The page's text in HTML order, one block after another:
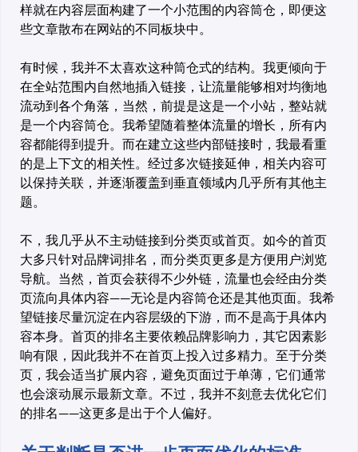
样就在内容层面构建了一个小范围的内容筒仓，即便这
些文章散布在网站的不同板块中。
有时候，我并不太喜欢这种筒仓式的结构。我更倾向于
在全站范围内自然地插入链接，让流量能够相对均衡地
流动到各个角落，当然，前提是这是一个小站，整站就
是一个内容筒仓。我希望随着整体流量的增长，所有内
容都能得到提升。而在建立这些内部链接时，我最看重
的是上下文的相关性。经过多次链接延伸，相关内容可
以保持关联，并逐渐覆盖到垂直领域内几乎所有其他主
题。
不，我几乎从不主动链接到分类页或首页。如今的首页
大多只针对品牌词排名，而分类页更多是方便用户浏览
导航。当然，首页会获得不少外链，流量也会经由分类
页流向具体内容——无论是内容筒仓还是其他页面。我希
望链接尽量沉淀在内容层级的下游，而不是高于具体内
容本身。首页的排名主要依赖品牌影响力，其它因素影
响有限，因此我并不在首页上投入过多精力。至于分类
页，我会适当扩展内容，避免页面过于单薄，它们通常
也会滚动展示最新文章。不过，我并不刻意去优化它们
的排名——这更多是出于个人偏好。